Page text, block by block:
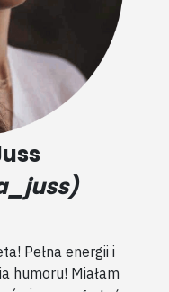
Pełna energii i
humoru! Miałam